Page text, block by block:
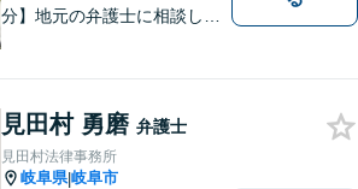
分】地元の弁護士に相談した
まで。相談料は、平日営業時
間内は60分11,000円。じっく
り話をうかがいます。
見田村 勇磨 弁護士
見田村法律事務所
岐阜県|岐阜市